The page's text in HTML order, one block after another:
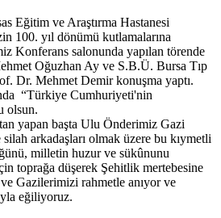
Eğitim ve Araştırma Hastanesi
100. yıl dönümü kutlamalarına
Konferans salonunda yapılan törende
Oğuzhan Ay ve S.B.Ü. Bursa Tıp
Dr. Mehmet Demir konuşma yaptı.
“Türkiye Cumhuriyeti'nin
olsun.
yapan başta Ulu Önderimiz Gazi
arkadaşları olmak üzere bu kıymetli
milletin huzur ve sükûnunu
toprağa düşerek Şehitlik mertebesine
Gazilerimizi rahmetle anıyor ve
eğiliyoruz.